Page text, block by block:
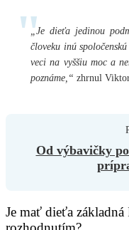
„Je dieťa jedinou
človeku inú
veci na vyššiu moc a
poznáme,“ zhrnul
Od výbavičky
Je mať dieťa